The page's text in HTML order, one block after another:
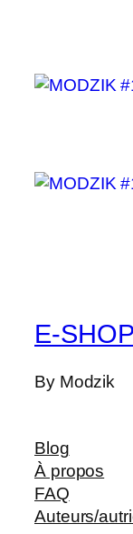
E-
By Modzik
Blog
À propos
FAQ
Auteurs/